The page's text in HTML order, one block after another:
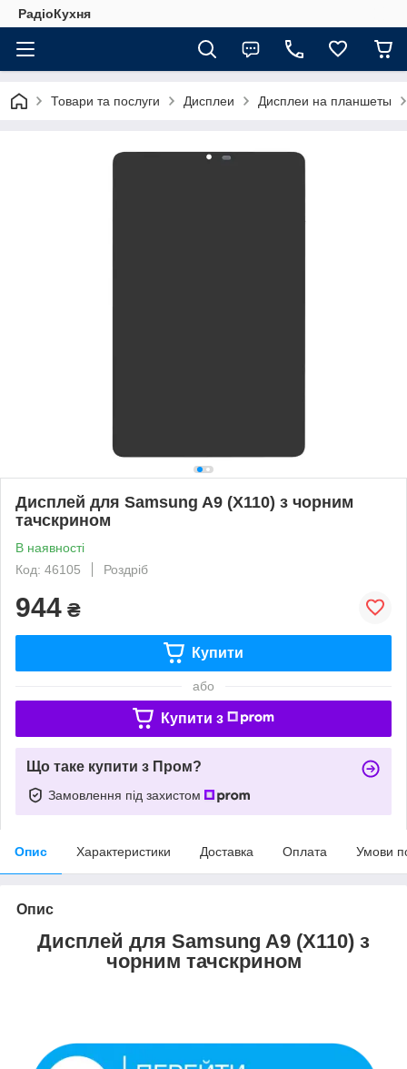
РадіоКухня
Товари та послуги Дисплеи Дисплеи на планшеты
Дисплей для Samsung A9 (X110) з чорним
тачскрином
В наявності
Код: 46105
Роздріб
944 ₴
Купити
або
Купити з
Що таке купити з Пром?
Замовлення під захистом
Опис Характеристики Доставка Оплата Умови
Опис
Дисплей для Samsung A9 (X110) з
чорним тачскрином